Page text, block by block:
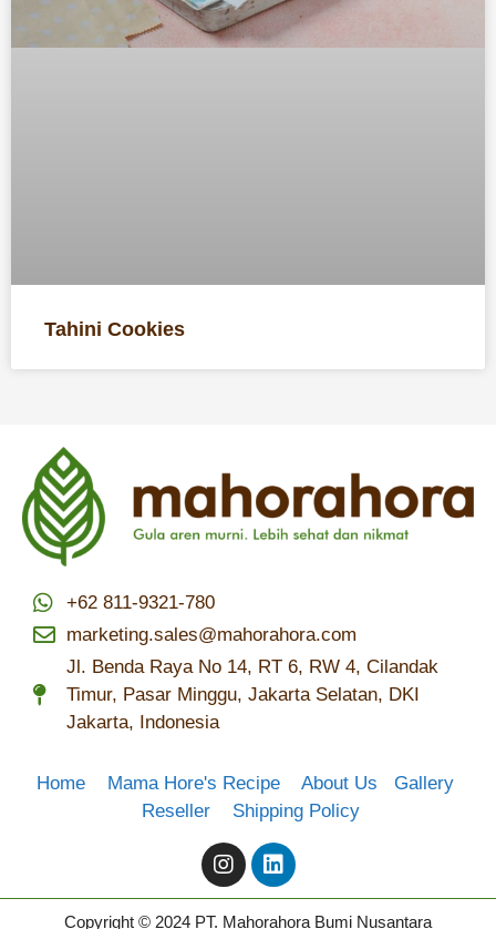
Tahini Cookies
+62 811-9321-780
marketing.sales@mahorahora.com
Jl. Benda Raya No 14, RT 6, RW 4, Cilandak
Timur, Pasar Minggu, Jakarta Selatan, DKI
Jakarta, Indonesia
Home Mama Hore's Recipe About Us
Gallery
Reseller
Shipping Policy
Copyright © 2024 PT. Mahorahora Bumi Nusantara